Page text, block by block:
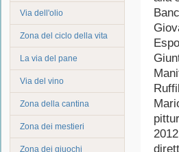
Via dell'olio
Zona del ciclo della vita
La via del pane
Via del vino
Zona della cantina
Zona dei mestieri
Zona dei giuochi